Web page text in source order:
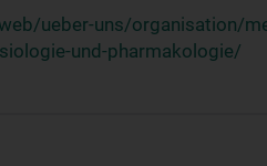
ueber-uns/organisation/
und-pharmakologie/